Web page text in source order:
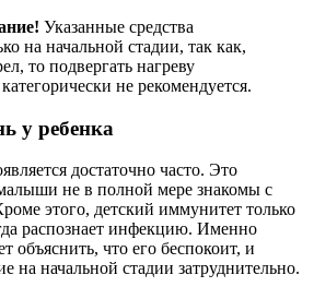
Указанные средства
на начальной стадии, так как,
то подвергать нагреву
не рекомендуется.
у ребенка
достаточно часто. Это
не в полной мере знакомы с
этого, детский иммунитет только
распознает инфекцию. Именно
объяснить, что его беспокоит, и
на начальной стадии затруднительно.